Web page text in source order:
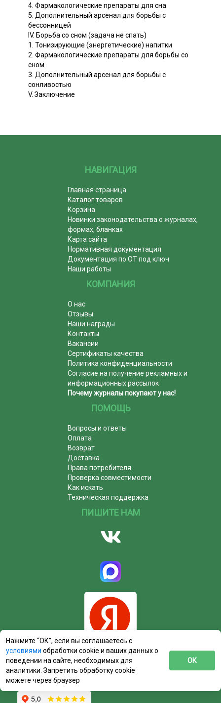
4. Фармакологические препараты для сна
5. Дополнительный арсенал для борьбы с
бессонницей
IV. Борьба со сном (задача не спать)
1. Тонизирующие (энергетические) напитки
2. Фармакологические препараты для борьбы со
сном
3. Дополнительный арсенал для борьбы с
сонливостью
V. Заключение
НАВИГАЦИЯ
Главная страница
Каталог товаров
Корзина
Новинки законодательства о журналах,
формах, бланках
Карта сайта
Нормативная документация
Документация по ОТ под ключ
Наши работы
КОМПАНИЯ
О нас
Отзывы
Наши награды
Контакты
Вакансии
Сертификаты качества
Политика конфиденциальности
Согласие на получение рекламных и
информационных рассылок
Почему журналы покупают у нас!
ПОМОЩЬ
Вопросы и ответы
Оплата
Возврат
Доставка
Права потребителя
Проверка совместимости
Как искать
Техническая поддержка
ПИШИТЕ НАМ
Нажмите “ОК”, если вы соглашаетесь с
условиями обработки cookie и ваших данных о
поведении на сайте, необходимых для
аналитики. Запретить обработку cookie
можете через браузер
ОК